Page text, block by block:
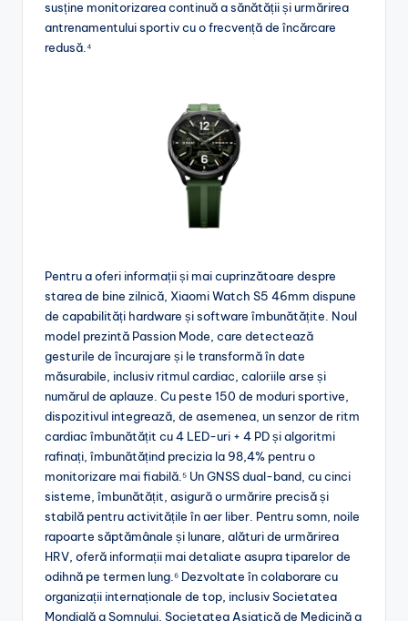
susține monitorizarea continuă a sănătății și urmărirea
antrenamentului sportiv cu o frecvență de încărcare
redusă.⁴
Pentru a oferi informații și mai cuprinzătoare despre
starea de bine zilnică, Xiaomi Watch S5 46mm dispune
de capabilități hardware și software îmbunătățite. Noul
model prezintă Passion Mode, care detectează
gesturile de încurajare și le transformă în date
măsurabile, inclusiv ritmul cardiac, caloriile arse și
numărul de aplauze. Cu peste 150 de moduri sportive,
dispozitivul integrează, de asemenea, un senzor de ritm
cardiac îmbunătățit cu 4 LED-uri + 4 PD și algoritmi
rafinați, îmbunătățind precizia la 98,4% pentru o
monitorizare mai fiabilă.⁵ Un GNSS dual-band, cu cinci
sisteme, îmbunătățit, asigură o urmărire precisă și
stabilă pentru activitățile în aer liber. Pentru somn, noile
rapoarte săptămânale și lunare, alături de urmărirea
HRV, oferă informații mai detaliate asupra tiparelor de
odihnă pe termen lung.⁶ Dezvoltate în colaborare cu
organizații internaționale de top, inclusiv Societatea
Mondială a Somnului, Societatea Asiatică de Medicină a